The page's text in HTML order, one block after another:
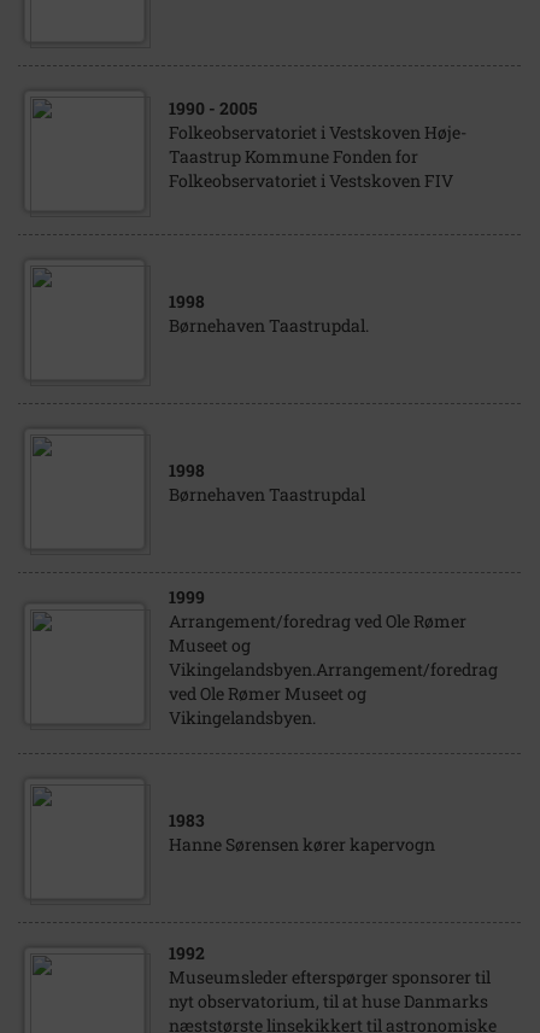
1990 - 2005
Folkeobservatoriet i Vestskoven Høje-
Taastrup Kommune Fonden for
Folkeobservatoriet i Vestskoven FIV
1998
Børnehaven Taastrupdal.
1998
Børnehaven Taastrupdal
1999
Arrangement/foredrag ved Ole Rømer
Museet og
Vikingelandsbyen.Arrangement/foredrag
ved Ole Rømer Museet og
Vikingelandsbyen.
1983
Hanne Sørensen kører kapervogn
1992
Museumsleder efterspørger sponsorer til
nyt observatorium, til at huse Danmarks
næststørste linsekikkert til astronomiske